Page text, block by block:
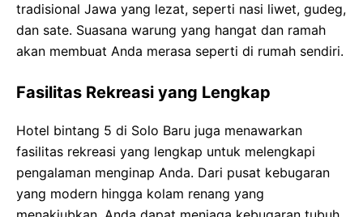
tradisional Jawa yang lezat, seperti nasi liwet, gudeg,
dan sate. Suasana warung yang hangat dan ramah
akan membuat Anda merasa seperti di rumah sendiri.
Fasilitas Rekreasi yang Lengkap
Hotel bintang 5 di Solo Baru juga menawarkan
fasilitas rekreasi yang lengkap untuk melengkapi
pengalaman menginap Anda. Dari pusat kebugaran
yang modern hingga kolam renang yang